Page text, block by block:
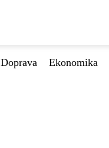
Doprava Ekonomika